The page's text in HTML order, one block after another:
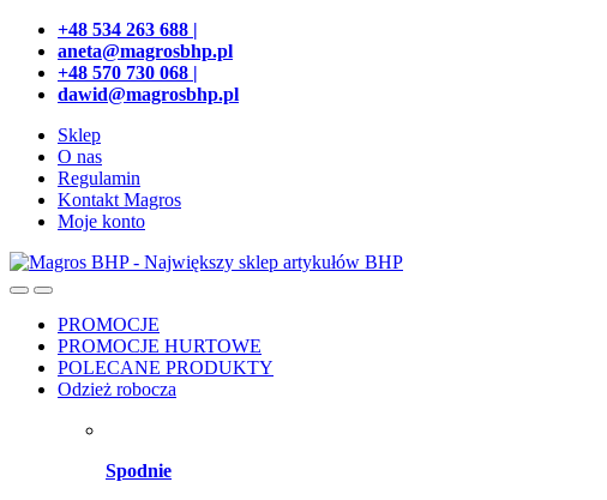
Przejdź
nawigacji
Przeskocz
treści
+48 534 263 688 |
aneta@magrosbhp.pl
+48 570 730 068 |
dawid@magrosbhp.pl
Sklep
O nas
Regulamin
Kontakt Magros
Moje konto
PROMOCJE
PROMOCJE HURTOWE
POLECANE PRODUKTY
Odzież robocza
Spodnie